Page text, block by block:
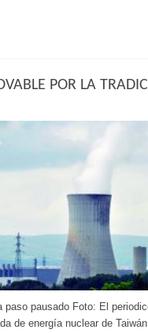
POR LA
paso pausado Foto: El
de energía nuclear de